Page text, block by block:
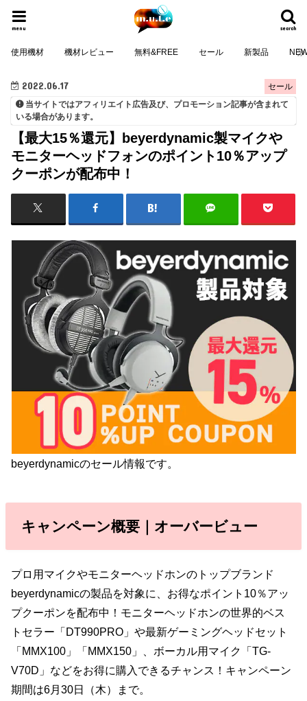
search
menu
使用機材 機材レビュー 無料&FREE セール 新製品
セール
2022.06.17
当サイトではアフィリエイト広告及び、プロモーション記事が含まれて
いる場合があります。
【最大15％還元】beyerdynamic製マイクや
モニターヘッドフォンのポイント10％アップ
クーポンが配布中！
beyerdynamicのセール情報です。
キャンペーン概要｜オーバービュー
プロ用マイクやモニターヘッドホンのトップブランド
beyerdynamicの製品を対象に、お得なポイント10％アッ
プクーポンを配布中！モニターヘッドホンの世界的ベス
トセラー「DT990PRO」や最新ゲーミングヘッドセット
「MMX100」「MMX150」、ボーカル用マイク「TG-
V70D」などをお得に購入できるチャンス！キャンペーン
期間は6月30日（木）まで。